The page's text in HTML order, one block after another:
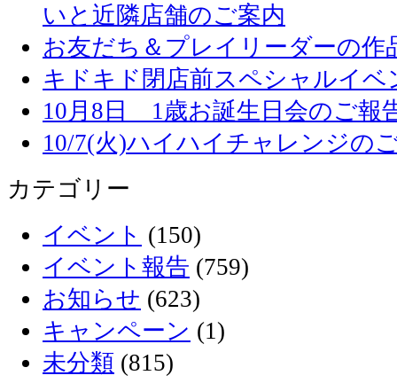
いと近隣店舗のご案内
お友だち＆プレイリーダーの作
キドキド閉店前スペシャルイベ
10月8日 1歳お誕生日会のご報
10/7(火)ハイハイチャレンジの
カテゴリー
イベント (150)
イベント報告 (759)
お知らせ (623)
キャンペーン (1)
未分類 (815)